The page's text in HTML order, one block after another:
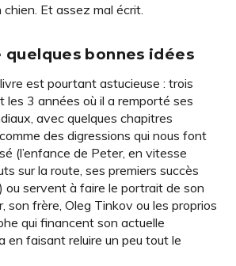
chien. Et assez mal écrit.
quelques bonnes idées
est pourtant astucieuse : trois
les 3 années où il a remporté ses
avec quelques chapitres
des digressions qui nous font
(l’enfance de Peter, en vitesse
sur la route, ses premiers succès
ou servent à faire le portrait de son
son frère, Oleg Tinkov ou les proprios
qui financent son actuelle
en faisant reluire un peu tout le